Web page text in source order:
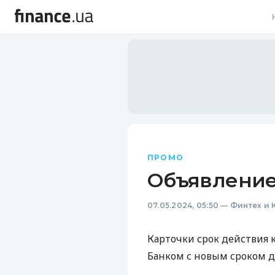
ПРОМО
07.05.2024, 05:50 — Финтех и
Карточки срок
Банком с новым сроком